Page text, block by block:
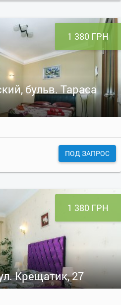
1 380 ГРН
бульв. Тараса
ПОД ЗАПРОС
1 380 ГРН
Крещатик, 27